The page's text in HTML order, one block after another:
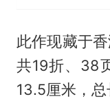
此作现藏于
共19折、38
13.5厘米，